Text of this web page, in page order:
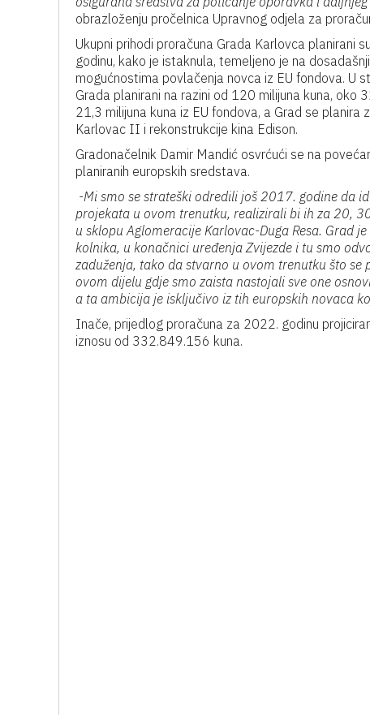
obrazloženju pročelnica Upravnog odjela za
Ukupni prihodi proračuna Grada Karlovca planirani
godinu, kako je istaknula, temeljeno je na
mogućnostima povlačenja novca iz EU fondova. U
Grada planirani na razini od 120 milijuna kuna, oko
21,3 milijuna kuna iz EU fondova, a Grad se
Karlovac II i rekonstrukcije kina Edison.
Gradonačelnik Damir Mandić osvrćući se na
planiranih europskih sredstava.
-Mi smo se strateški odredili još 2017. godine da
projekata u ovom trenutku, realizirali bi ih za 20,
u sklopu Aglomeracije Karlovac-Duga Resa. Grad
kolnika, u konačnici uređenja Zvijezde i tu smo
zaduženja, tako da stvarno u ovom trenutku što
ovom dijelu gdje smo zaista nastojali sve one
a ta ambicija je isključivo iz tih europskih novaca
Inače, prijedlog proračuna za 2022. godinu
iznosu od 332.849.156 kuna.